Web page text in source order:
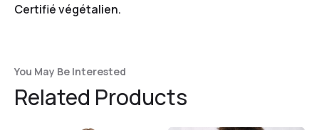
Certifié végétalien.
You May Be Interested
Related Products